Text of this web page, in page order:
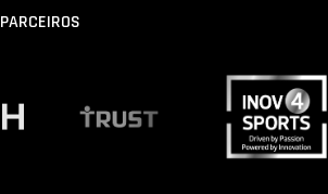
PARCEIROS